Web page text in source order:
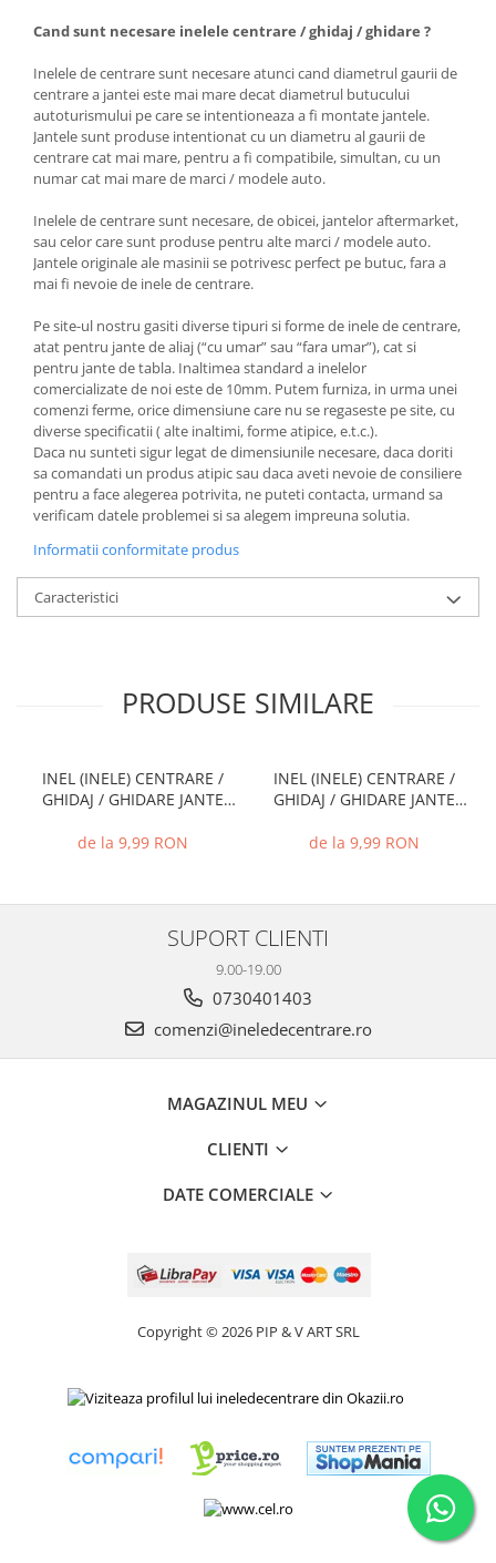
Cand sunt necesare inelele centrare / ghidaj / ghidare ?
Inelele de centrare sunt necesare atunci cand diametrul gaurii de
centrare a jantei este mai mare decat diametrul butucului
autoturismului pe care se intentioneaza a fi montate jantele.
Jantele sunt produse intentionat cu un diametru al gaurii de
centrare cat mai mare, pentru a fi compatibile, simultan, cu un
numar cat mai mare de marci / modele auto.
Inelele de centrare sunt necesare, de obicei, jantelor aftermarket,
sau celor care sunt produse pentru alte marci / modele auto.
Jantele originale ale masinii se potrivesc perfect pe butuc, fara a
mai fi nevoie de inele de centrare.
Pe site-ul nostru gasiti diverse tipuri si forme de inele de centrare,
atat pentru jante de aliaj (“cu umar” sau “fara umar”), cat si
pentru jante de tabla. Inaltimea standard a inelelor
comercializate de noi este de 10mm. Putem furniza, in urma unei
comenzi ferme, orice dimensiune care nu se regaseste pe site, cu
diverse specificatii ( alte inaltimi, forme atipice, e.t.c.).
Daca nu sunteti sigur legat de dimensiunile necesare, daca doriti
sa comandati un produs atipic sau daca aveti nevoie de consiliere
pentru a face alegerea potrivita, ne puteti contacta, urmand sa
verificam datele problemei si sa alegem impreuna solutia.
Informatii conformitate produs
Caracteristici
PRODUSE SIMILARE
INEL (INELE) CENTRARE /
GHIDAJ / GHIDARE JANTE
de la 9,99 RON
INEL (INELE) CENTRARE /
GHIDAJ / GHIDARE JANTE
de la 9,99 RON
SUPORT CLIENTI
9.00-19.00
0730401403
comenzi@ineledecentrare.ro
MAGAZINUL MEU
CLIENTI
DATE COMERCIALE
Copyright © 2026 PIP & V ART SRL